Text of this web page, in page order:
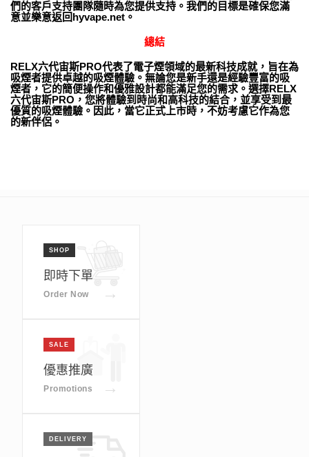
們的客戶支持團隊隨時為您提供支持。我們的目標是確保您滿
意並樂意返回hyvape.net。
總結
RELX六代宙斯PRO代表了電子煙領域的最新科技成就，旨在為
吸煙者提供卓越的吸煙體驗。無論您是新手還是經驗豐富的吸
煙者，它的簡便操作和優雅設計都能滿足您的需求。選擇RELX
六代宙斯PRO，您將體驗到時尚和高科技的結合，並享受到最
優質的吸煙體驗。因此，當它正式上市時，不妨考慮它作為您
的新伴侶。
SHOP
即時下單
Order Now →
SALE
優惠推廣
Promotions →
DELIVERY